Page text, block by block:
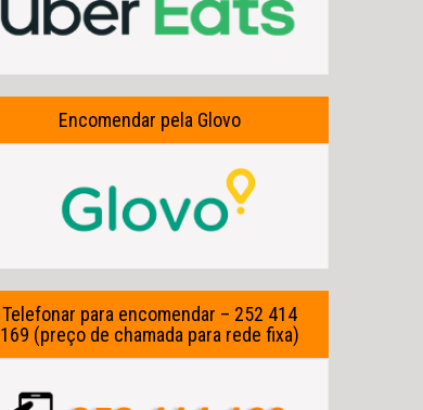
Encomendar pela Glovo
Telefonar para encomendar – 252 414
169 (preço de chamada para rede fixa)